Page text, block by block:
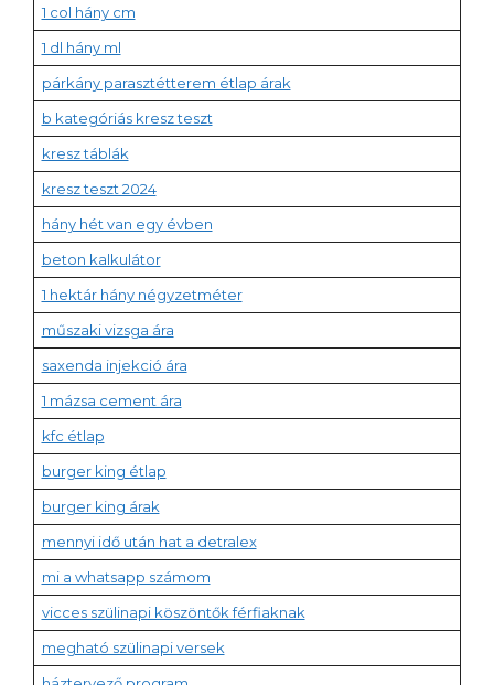
1 col hány cm
1 dl hány ml
párkány parasztétterem étlap árak
b kategóriás kresz teszt
kresz táblák
kresz teszt 2024
hány hét van egy évben
beton kalkulátor
1 hektár hány négyzetméter
műszaki vizsga ára
saxenda injekció ára
1 mázsa cement ára
kfc étlap
burger king étlap
burger king árak
mennyi idő után hat a detralex
mi a whatsapp számom
vicces szülinapi köszöntők férfiaknak
megható szülinapi versek